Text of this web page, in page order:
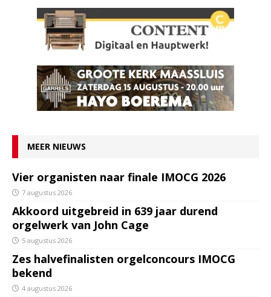
MEER NIEUWS
Vier organisten naar finale IMOCG 2026
7 augustus 2026
Akkoord uitgebreid in 639 jaar durend
orgelwerk van John Cage
5 augustus 2026
Zes halvefinalisten orgelconcours IMOCG
bekend
4 augustus 2026